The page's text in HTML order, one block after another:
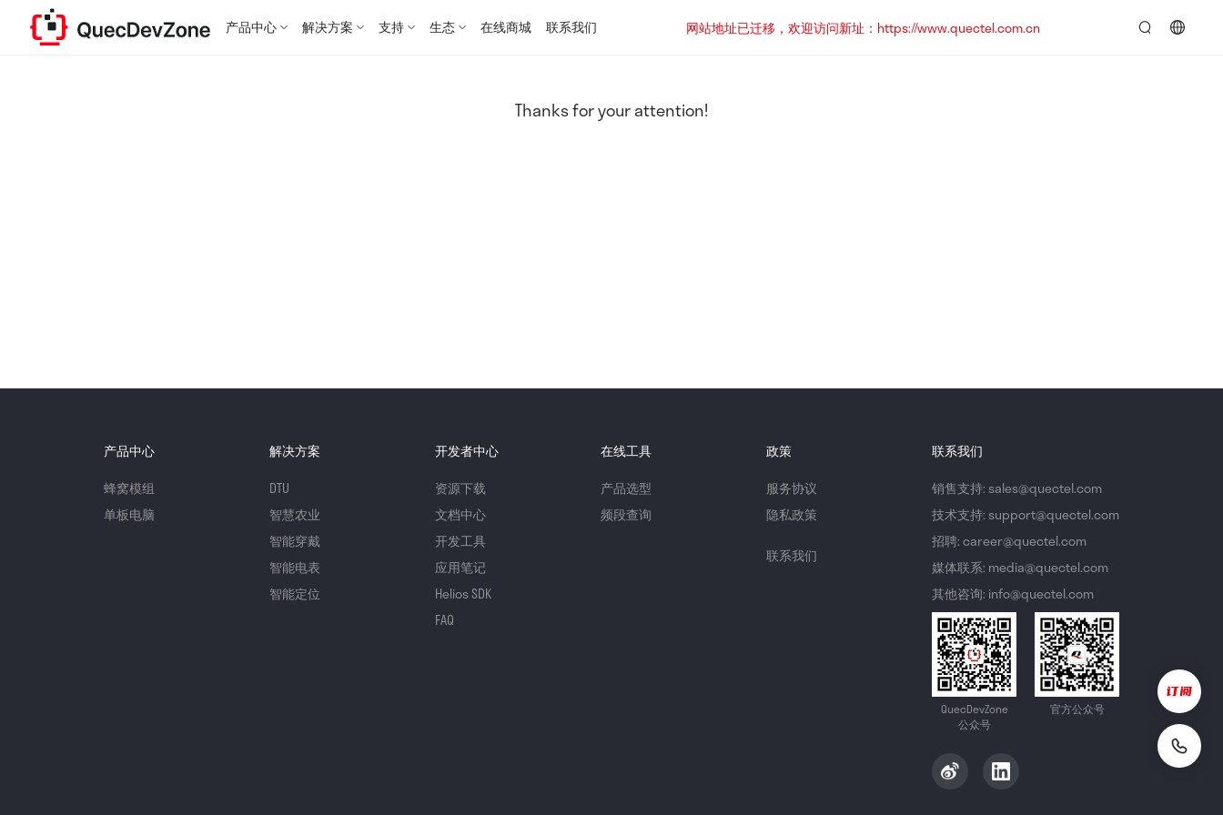
产品中心 解决方案 支持 生态 在线商城 联系我们
网站地址已迁移，欢迎访问新址：https://www.quectel.com.cn
Thanks for your attention!
产品中心
蜂窝模组
单板电脑
解决方案
DTU
智慧农业
智能穿戴
智能电表
智能定位
开发者中心
资源下载
文档中心
开发工具
应用笔记
Helios SDK
FAQ
在线工具
产品选型
频段查询
政策
服务协议
隐私政策
联系我们
联系我们
销售支持: sales@quectel.com
技术支持: support@quectel.com
招聘: career@quectel.com
媒体联系: media@quectel.com
其他咨询: info@quectel.com
QuecDevZone
公众号
官方公众号